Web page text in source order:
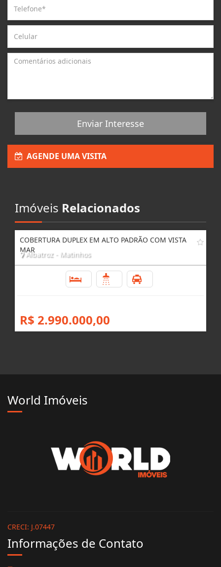
Enviar Interesse
ImóveisRelacionados
COBERTURA DUPLEX EM ALTO PADRÃO COM VISTA
4
CRECI: J.07447